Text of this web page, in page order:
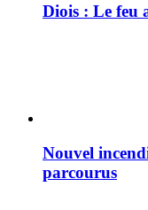
Diois : Le feu
Nouvel
parcourus